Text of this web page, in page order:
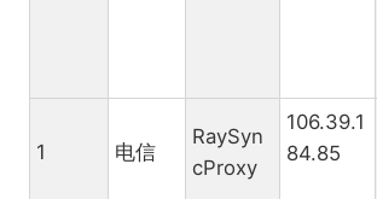
1 电信
RaySyn
cProxy
106.39.1
84.85